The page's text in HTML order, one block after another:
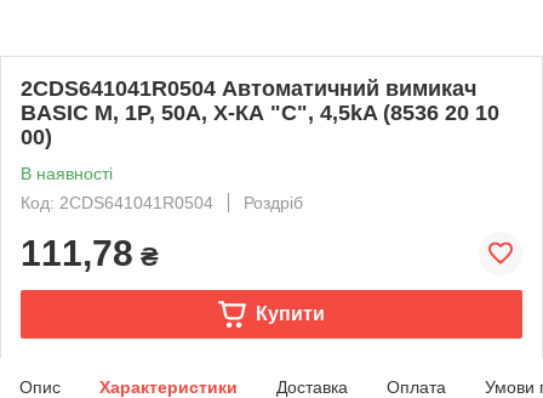
2CDS641041R0504 Автоматичний вимикач
BASIC M, 1Р, 50А, Х-КА "С", 4,5kA (8536 20 10
00)
В наявності
Код: 2CDS641041R0504
Роздріб
111,78 ₴
Купити
Опис Характеристики Доставка Оплата Умови